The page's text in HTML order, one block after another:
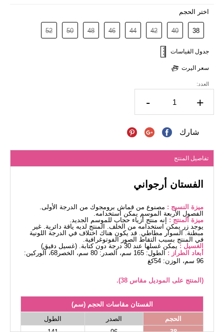
اختر الحجم
38
40
42
44
46
48
50
52
جدول القياسات
سعر اليرت
العدد:
- +
شارك
تفاصيل المنتج
الفستان أرجواني
ميزة النسيج : مصنوع من قماش برومجوك من الدرجة الأولى.
الفصول الأربعة الموسم يمكن استخدامه.
ميزة المنتج : إنه منتج أزياء حجاب للموسم الجديد.
يوجد زر يمكن استخدامه من الخلف. المنتج لديه ياقة دائرية. غير
مبطنة. السوار مطاطي. قد يكون هناك اختلاف في الدرجة اللونية
في المنتج بسبب التقاط الصور الفوتوغرافية.
الغسيل : يمكن غسلها عند 30 درجة دون كتابة. (غسيل دقيق)
أبعاد الطراز :
الطول: 165 سم، الصدر: 80 سم، الخصر68، الوركين:
96 سم، الوزن: 54كغ
(المنتج على الموديل مقاس 38).
الفستان مقاسات الحجم (سم)
الحجم
الصدر
الطول